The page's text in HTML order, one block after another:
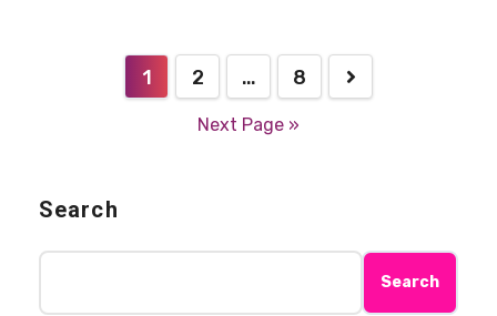
1 2 … 8
Next Page »
Search
Search